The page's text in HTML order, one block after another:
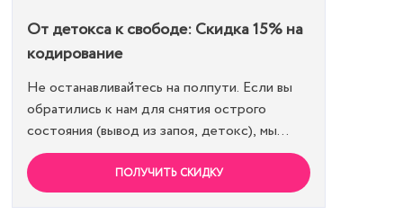
От детокса к свободе: Скидка 15% на
кодирование
Не останавливайтесь на полпути. Если вы
обратились к нам для снятия острого
состояния (вывод из запоя, детокс), мы
дарим вам право на льготное кодирование.
Просто предъявите документ об оплате
первичной процедуры, и получите скидку
ПОЛУЧИТЬ СКИДКУ